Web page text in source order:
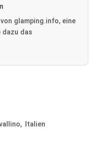
glamping.info, eine
dazu das
Italien